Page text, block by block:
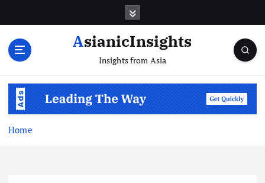
AsianicInsights
Insights from Asia
Home